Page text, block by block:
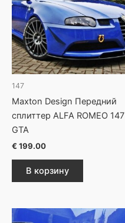
147
Maxton Design Передний
сплиттер ALFA ROMEO 147
GTA
€ 199.00
В корзину